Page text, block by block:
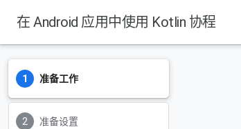
在 Android 应用中使用 Kotlin 协程
准备工作
准备设置